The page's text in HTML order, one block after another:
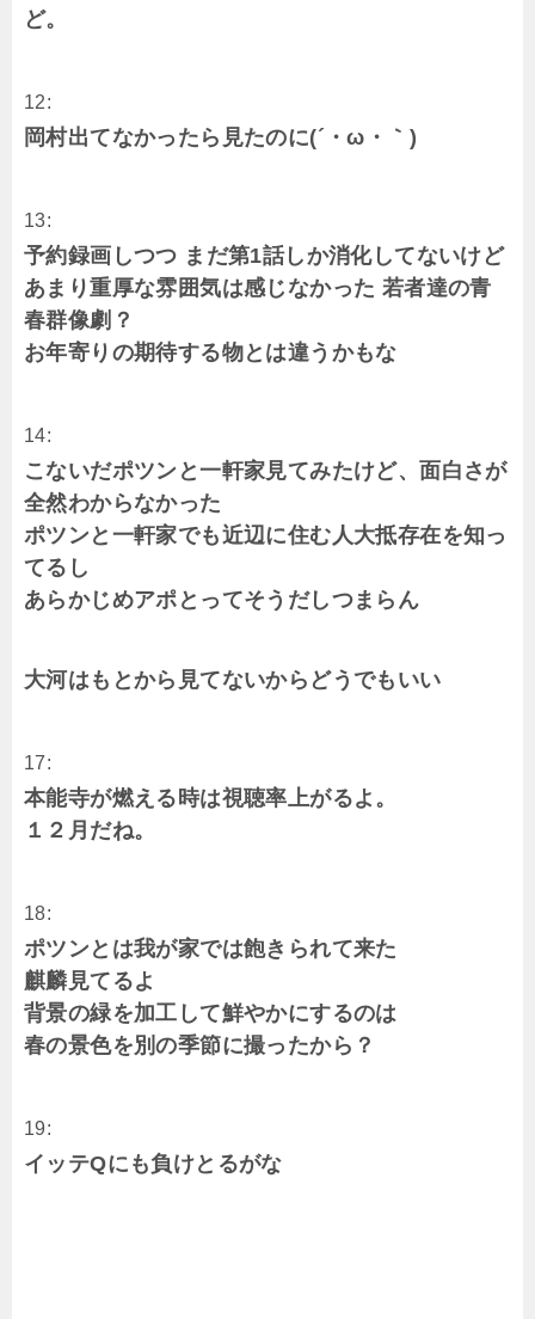
ど。
12:
岡村出てなかったら見たのに(´・ω・｀)
13:
予約録画しつつ まだ第1話しか消化してないけど
あまり重厚な雰囲気は感じなかった 若者達の青
春群像劇？
お年寄りの期待する物とは違うかもな
14:
こないだポツンと一軒家見てみたけど、面白さが
全然わからなかった
ポツンと一軒家でも近辺に住む人大抵存在を知っ
てるし
あらかじめアポとってそうだしつまらん
大河はもとから見てないからどうでもいい
17:
本能寺が燃える時は視聴率上がるよ。
１２月だね。
18:
ポツンとは我が家では飽きられて来た
麒麟見てるよ
背景の緑を加工して鮮やかにするのは
春の景色を別の季節に撮ったから？
19:
イッテQにも負けとるがな